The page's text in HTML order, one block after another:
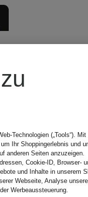
€
Technologien („Tools“). Mit
Ihr Shoppingerlebnis und
anderen Seiten anzuzeigen.
Cookie-ID, Browser-
und Inhalte in unserem
Webseite, Analyse
Werbeaussteuerung.